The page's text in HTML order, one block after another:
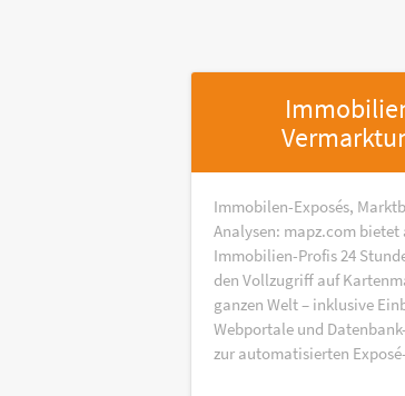
Immobilen-Exposés,
Analysen: mapz.com bietet
Immobilien-Profis 24
den Vollzugriff auf
ganzen Welt – inklusive
Webportale und
zur automatisierten